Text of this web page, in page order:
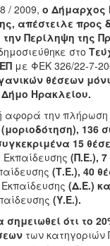
/ 2009, ο Δήμαρχος
απέστειλε προς
την Περίληψη της
στο
με ΦΕΚ 326/22-7-
θέσεων
Ηρακλείου.
αφορά την πλήρωση
136
15
(Π.Ε.), 7
(Τ.Ε.), 40
(Δ.Ε.)
(Υ.Ε.).
ότι το
των κατηγοριών